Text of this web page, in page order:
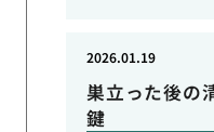
巣立った後の
鍵
2026.01.19